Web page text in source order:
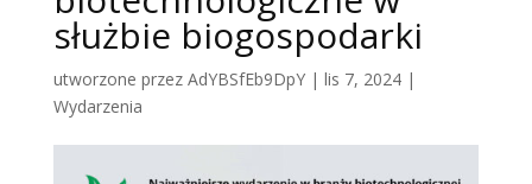
służbie biogospodarki
utworzone przez AdYBSfEb9DpY| lis 7, 2024|
Wydarzenia